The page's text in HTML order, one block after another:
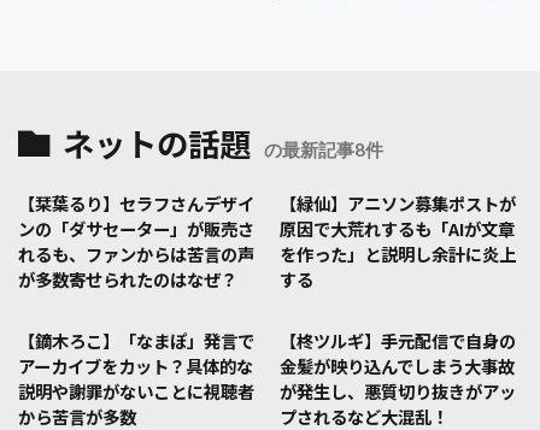
ネットの話題 の最新記事8件
【栞葉るり】セラフさんデザイ
ンの「ダサセーター」が販売さ
れるも、ファンからは苦言の声
が多数寄せられたのはなぜ？
【緑仙】アニソン募集ポストが
原因で大荒れするも「AIが文章
を作った」と説明し余計に炎上
する
【鏑木ろこ】「なまぽ」発言で
アーカイブをカット？具体的な
説明や謝罪がないことに視聴者
から苦言が多数
【柊ツルギ】手元配信で自身の
金髪が映り込んでしまう大事故
が発生し、悪質切り抜きがアッ
プされるなど大混乱！